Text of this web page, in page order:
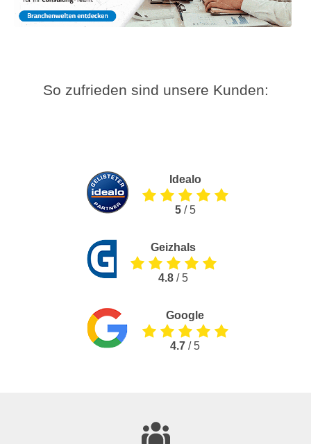
So zufrieden sind unsere Kunden:
Idealo
5/ 5
Geizhals
4.8 / 5
Google
4.7 / 5